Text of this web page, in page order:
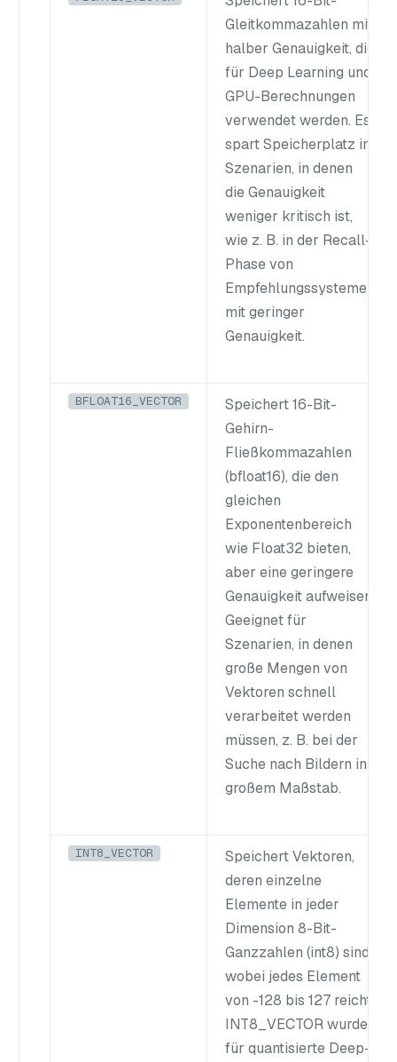
Gleitkommazahlen mit
halber Genauigkeit, die
für Deep Learning und
GPU-Berechnungen
verwendet werden. Es
spart Speicherplatz in
Szenarien, in denen
die Genauigkeit
weniger kritisch ist,
wie z. B. in der Recall-
Phase von
Empfehlungssystemen
mit geringer
Genauigkeit.
BFLOAT16_VECTOR
Speichert 16-Bit-
Gehirn-
Fließkommazahlen
(bfloat16), die den
gleichen
Exponentenbereich
wie Float32 bieten,
aber eine geringere
Genauigkeit aufweisen.
Geeignet für
Szenarien, in denen
große Mengen von
Vektoren schnell
verarbeitet werden
müssen, z. B. bei der
Suche nach Bildern in
großem Maßstab.
INT8_VECTOR
Speichert Vektoren,
deren einzelne
Elemente in jeder
Dimension 8-Bit-
Ganzzahlen (int8) sind,
wobei jedes Element
von -128 bis 127 reicht.
INT8_VECTOR wurde
für quantisierte Deep-